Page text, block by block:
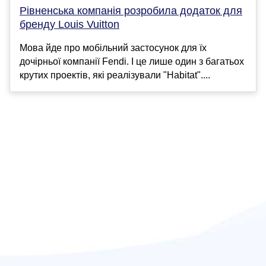
Рівненська компанія розробила додаток для
бренду Louis Vuitton
Мова йде про мобільний застосунок для їх
дочірньої компанії Fendi. І це лише один з багатьох
крутих проектів, які реалізували "Habitat"....